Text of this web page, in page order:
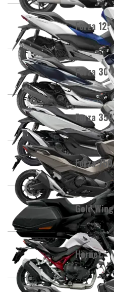
Forza 125
Forza 300
Forza 350
Forza 750
Gold Wing
Hornet